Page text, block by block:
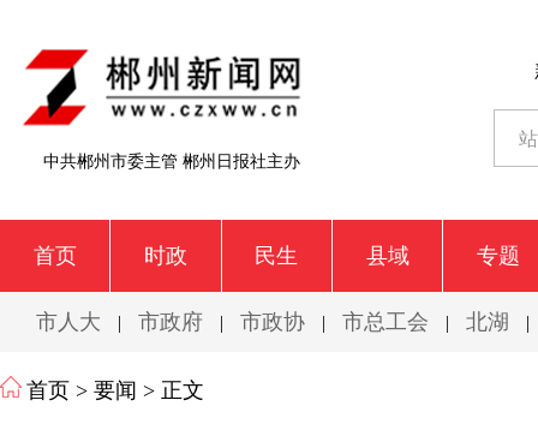
中共郴州市委主管 郴州日报社主办
首页 时政 民生 县域 专题
市人大 | 市政府 | 市政协 | 市总工会 | 北湖 |
首页 > 要闻 > 正文